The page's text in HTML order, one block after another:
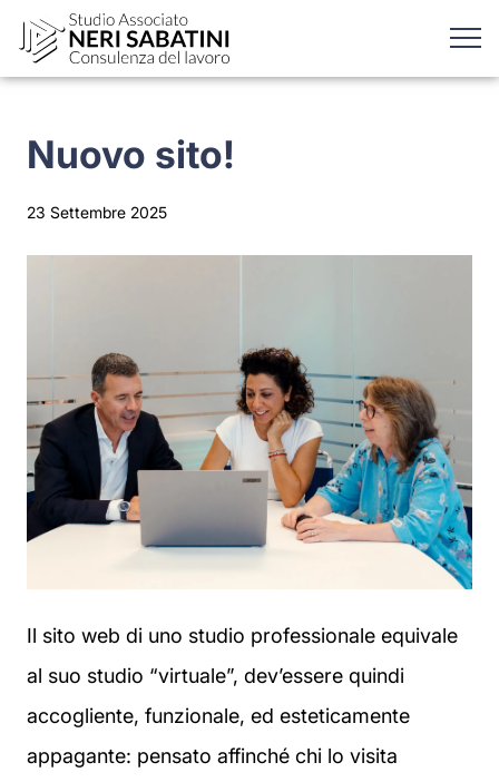
Nuovo sito!
23 Settembre 2025
Il sito web di uno studio professionale equivale
al suo studio “virtuale”, dev’essere quindi
accogliente, funzionale, ed esteticamente
appagante: pensato affinché chi lo visita